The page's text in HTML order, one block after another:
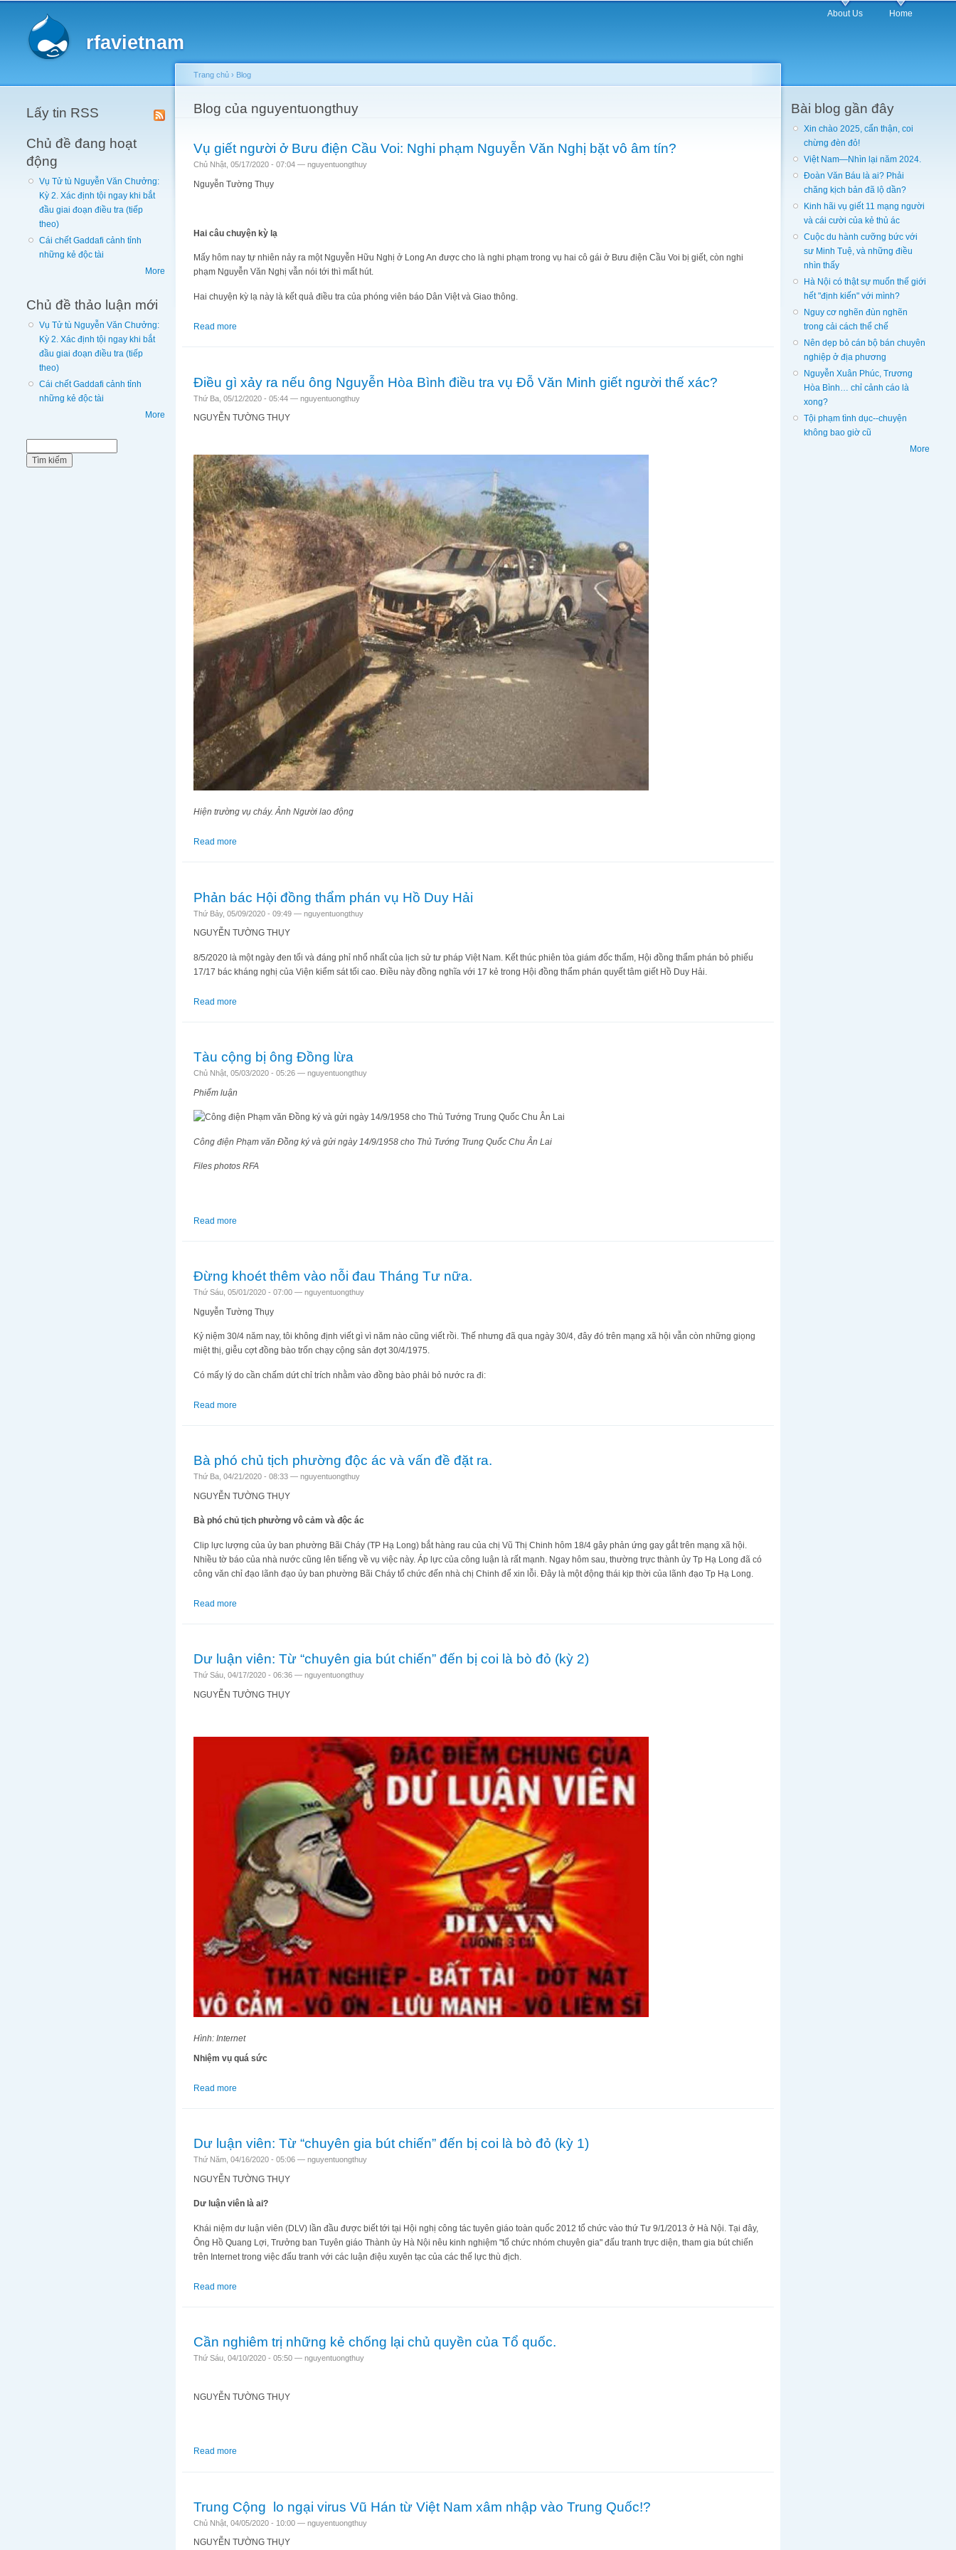
rfavietnam
About Us Home
Lấy tin RSS
Chủ đề đang hoạt
động
Vụ Tử tù Nguyễn Văn Chưởng:
Kỳ 2. Xác định tội ngay khi bắt
đầu giai đoạn điều tra (tiếp
theo)
Cái chết Gaddafi cảnh tỉnh
những kẻ độc tài
More
Chủ đề thảo luận mới
Vụ Tử tù Nguyễn Văn Chưởng:
Kỳ 2. Xác định tội ngay khi bắt
đầu giai đoạn điều tra (tiếp
theo)
Cái chết Gaddafi cảnh tỉnh
những kẻ độc tài
More
You are here
Trang chủ › Blog
Blog của nguyentuongthuy
Vụ giết người ở Bưu điện Cầu Voi: Nghi phạm Nguyễn Văn Nghị bặt vô âm tín?
Chủ Nhật, 05/17/2020 - 07:04 — nguyentuongthuy
Nguyễn Tường Thụy
Hai câu chuyện kỳ lạ
Mấy hôm nay tự nhiên nảy ra một Nguyễn Hữu Nghị ở Long An được cho là nghi phạm trong vụ hai cô gái ở Bưu điện Cầu Voi bị giết, còn nghi
phạm Nguyễn Văn Nghị vẫn nói tới thì mất hút.
Hai chuyện kỳ lạ này là kết quả điều tra của phóng viên báo Dân Việt và Giao thông.
Read more
Điều gì xảy ra nếu ông Nguyễn Hòa Bình điều tra vụ Đỗ Văn Minh giết người thế xác?
Thứ Ba, 05/12/2020 - 05:44 — nguyentuongthuy
NGUYỄN TƯỜNG THỤY
Hiện trường vụ cháy. Ảnh Người lao động
Read more
Phản bác Hội đồng thẩm phán vụ Hồ Duy Hải
Thứ Bảy, 05/09/2020 - 09:49 — nguyentuongthuy
NGUYỄN TƯỜNG THỤY
8/5/2020 là một ngày đen tối và đáng phỉ nhổ nhất của lịch sử tư pháp Việt Nam. Kết thúc phiên tòa giám đốc thẩm, Hội đồng thẩm phán bỏ phiếu
17/17 bác kháng nghị của Viện kiểm sát tối cao. Điều này đồng nghĩa với 17 kẻ trong Hội đồng thẩm phán quyết tâm giết Hồ Duy Hải.
Read more
Tàu cộng bị ông Đồng lừa
Chủ Nhật, 05/03/2020 - 05:26 — nguyentuongthuy
Phiếm luận
Công điện Phạm văn Đồng ký và gửi ngày 14/9/1958 cho Thủ Tướng Trung Quốc Chu Ân Lai
Files photos RFA
Read more
Đừng khoét thêm vào nỗi đau Tháng Tư nữa.
Thứ Sáu, 05/01/2020 - 07:00 — nguyentuongthuy
Nguyễn Tường Thụy
Kỷ niệm 30/4 năm nay, tôi không định viết gì vì năm nào cũng viết rồi. Thế nhưng đã qua ngày 30/4, đây đó trên mạng xã hội vẫn còn những giọng
miệt thị, giễu cợt đồng bào trốn chạy cộng sản đợt 30/4/1975.
Có mấy lý do cần chấm dứt chỉ trích nhằm vào đồng bào phải bỏ nước ra đi:
Read more
Bà phó chủ tịch phường độc ác và vấn đề đặt ra.
Thứ Ba, 04/21/2020 - 08:33 — nguyentuongthuy
NGUYỄN TƯỜNG THỤY
Bà phó chủ tịch phường vô cảm và độc ác
Clip lực lượng của ủy ban phường Bãi Cháy (TP Hạ Long) bắt hàng rau của chị Vũ Thị Chinh hôm 18/4 gây phản ứng gay gắt trên mạng xã hội.
Nhiều tờ báo của nhà nước cũng lên tiếng về vụ việc này. Áp lực của công luận là rất mạnh. Ngay hôm sau, thường trực thành ủy Tp Hạ Long đã có
công văn chỉ đạo lãnh đạo ủy ban phường Bãi Cháy tổ chức đến nhà chị Chinh để xin lỗi. Đây là một động thái kịp thời của lãnh đạo Tp Hạ Long.
Read more
Dư luận viên: Từ “chuyên gia bút chiến” đến bị coi là bò đỏ (kỳ 2)
Thứ Sáu, 04/17/2020 - 06:36 — nguyentuongthuy
NGUYỄN TƯỜNG THỤY
Hình: Internet
Nhiệm vụ quá sức
Read more
Dư luận viên: Từ “chuyên gia bút chiến” đến bị coi là bò đỏ (kỳ 1)
Thứ Năm, 04/16/2020 - 05:06 — nguyentuongthuy
NGUYỄN TƯỜNG THỤY
Dư luận viên là ai?
Khái niệm dư luận viên (DLV) lần đầu được biết tới tại Hội nghị công tác tuyên giáo toàn quốc 2012 tổ chức vào thứ Tư 9/1/2013 ở Hà Nội. Tại đây,
Ông Hồ Quang Lợi, Trưởng ban Tuyên giáo Thành ủy Hà Nội nêu kinh nghiệm "tổ chức nhóm chuyên gia" đấu tranh trực diện, tham gia bút chiến
trên Internet trong việc đấu tranh với các luận điệu xuyên tạc của các thế lực thù địch.
Read more
Cần nghiêm trị những kẻ chống lại chủ quyền của Tổ quốc.
Thứ Sáu, 04/10/2020 - 05:50 — nguyentuongthuy
NGUYỄN TƯỜNG THỤY
Read more
Trung Cộng lo ngại virus Vũ Hán từ Việt Nam xâm nhập vào Trung Quốc!?
Chủ Nhật, 04/05/2020 - 10:00 — nguyentuongthuy
NGUYỄN TƯỜNG THỤY
Bài blog gần đây
Xin chào 2025, cẩn thận, coi
chừng đèn đỏ!
Việt Nam—Nhìn lại năm 2024.
Đoàn Văn Báu là ai? Phải
chăng kịch bản đã lộ dần?
Kinh hãi vụ giết 11 mạng người
và cái cười của kẻ thủ ác
Cuộc du hành cưỡng bức với
sư Minh Tuệ, và những điều
nhìn thấy
Hà Nội có thật sự muốn thế giới
hết "định kiến" với mình?
Nguy cơ nghẽn đùn nghẽn
trong cải cách thể chế
Nên dẹp bỏ cán bộ bán chuyên
nghiệp ở địa phương
Nguyễn Xuân Phúc, Trương
Hòa Bình… chỉ cảnh cáo là
xong?
Tội phạm tình dục--chuyện
không bao giờ cũ
More